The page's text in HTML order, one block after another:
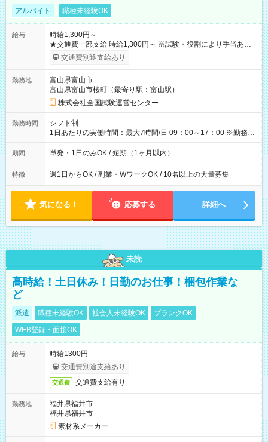
アルバイト 職種未経験OK
給与
時給1,300円～
★交通費一部支給 時給1,300円～ ※試験・役割により手当あり
※勤務回数により昇給あり 【即給（前払い）オプションあ
り！】 希望される場合、勤務から1週間ほどで給与の一部を受け
例】 ・河合塾模擬試験 8:30～17:30（休憩1時間） 時給1,300円
×8時間＝日収10,400円＋交通費 ※当日の役割により時給＋100
円の場合あり ・国家試験 7:00～13:30（休憩なし） 時給1,300
円（役割手当＋100円）×6時間＝日収8,400円＋交通費 【試用期
間】試用期間なし
交通費別途支給あり
勤務地
富山県富山市
富山県富山市桜町（最寄り駅：富山駅）
株式会社全国試験運営センター
勤務時間
シフト制
1日あたりの実働時間：最大7時間/日 09：00～17：00 ※勤務時
間は 試験により異なります。
期間 単発・1日のみOK / 短期（1ヶ月以内）
特徴 週1日からOK / 副業・WワークOK / 10名以上の大量募集
気になる！ 応募する 詳細へ
未読
高時給！土日休み！日勤のお仕事！梱包作業な
ど
派遣 職種未経験OK 社会人未経験OK
ブランクOK
WEB登録・面接OK
給与
時給1300円
交通費別途支給あり
交通費 交通費支給有り
勤務地
福井県福井市
福井県福井市
素材系メーカー